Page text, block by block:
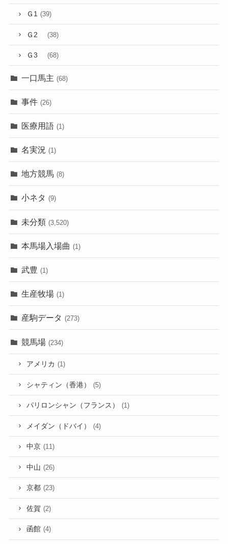
Ｇ1 (39)
Ｇ2 (38)
Ｇ3 (68)
一口馬主 (68)
事件 (26)
医療用語 (1)
名実況 (1)
地方競馬 (8)
小ネタ (9)
未分類 (3,520)
本馬場入場曲 (1)
武豊 (1)
生産牧場 (1)
産駒データ (273)
競馬場 (234)
アメリカ (1)
シャティン（香港） (5)
パリロンシャン（フランス） (1)
メイダン（ドバイ） (4)
中京 (11)
中山 (26)
京都 (23)
佐賀 (2)
函館 (4)